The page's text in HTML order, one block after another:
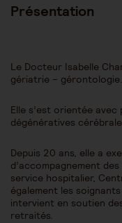
Présentation
Le Docteur Isabelle
gériatrie – gérontologie.
Elle s’est orientée
dégénératives
Depuis 20 ans, elle a
d’accompagnement
service hospitalier,
également les
intervient en soutien
retraités.